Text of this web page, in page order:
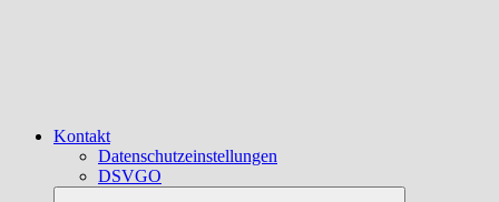
Kontakt
Datenschutzeinstellungen
DSVGO